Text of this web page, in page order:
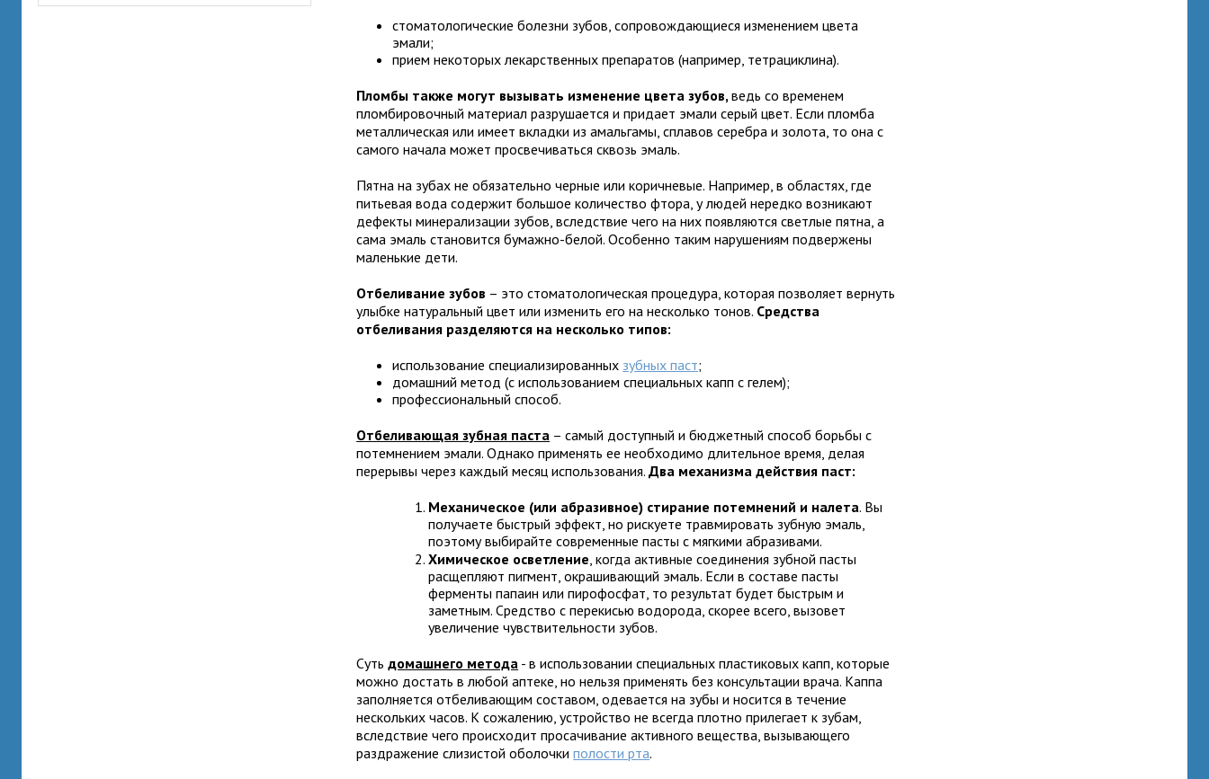
стоматологические болезни зубов, сопровождающиеся изменением цвета
эмали;
прием некоторых лекарственных препаратов (например, тетрациклина).
Пломбы также могут вызывать изменение цвета зубов,ведь со временем
пломбировочный материал разрушается и придает эмали серый цвет. Если пломба
металлическая или имеет вкладки из амальгамы, сплавов серебра и золота, то она с
самого начала может просвечиваться сквозь эмаль.
Пятна на зубах не обязательно черные или коричневые. Например, в областях, где
питьевая вода содержит большое количество фтора, у людей нередко возникают
дефекты минерализации зубов, вследствие чего на них появляются светлые пятна, а
сама эмаль становится бумажно-белой. Особенно таким нарушениям подвержены
маленькие дети.
Отбеливание зубов – это стоматологическая процедура, которая позволяет вернуть
улыбке натуральный цвет или изменить его на несколько тонов. Средства
отбеливания разделяются на несколько типов:
использование специализированных зубных паст;
домашний метод (с использованием специальных капп с гелем);
профессиональный способ.
Отбеливающая зубная паста – самый доступный и бюджетный способ борьбы с
потемнением эмали. Однако применять ее необходимо длительное время, делая
перерывы через каждый месяц использования.Два механизма действия паст:
Механическое (или абразивное) стирание потемнений и налета. Вы
получаете быстрый эффект, но рискуете травмировать зубную эмаль,
поэтому выбирайте современные пасты с мягкими абразивами.
Химическое осветление, когда активные соединения зубной пасты
расщепляют пигмент, окрашивающий эмаль. Если в составе пасты
ферменты папаин или пирофосфат, то результат будет быстрым и
заметным. Средство с перекисью водорода, скорее всего, вызовет
увеличение чувствительности зубов.
Сутьдомашнего метода - в использовании специальных пластиковых капп, которые
можно достать в любой аптеке, но нельзя применять без консультации врача. Каппа
заполняется отбеливающим составом, одевается на зубы и носится в течение
нескольких часов. К сожалению, устройство не всегда плотно прилегает к зубам,
вследствие чего происходит просачивание активного вещества, вызывающего
раздражение слизистой оболочкиполости рта.